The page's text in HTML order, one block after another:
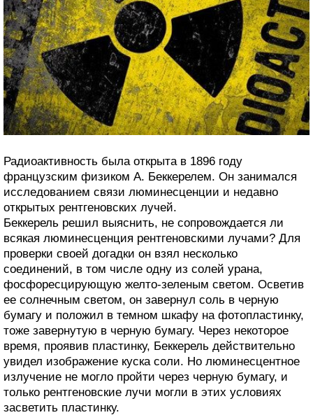
Радиоактивность была открыта в 1896 году
французским физиком А. Беккерелем. Он занимался
исследованием связи люминесценции и недавно
открытых рентгеновских лучей.
Беккерель решил выяснить, не сопровождается ли
всякая люминесценция рентгеновскими лучами? Для
проверки своей догадки он взял несколько
соединений, в том числе одну из солей урана,
фосфоресцирующую желто-зеленым светом. Осветив
ее солнечным светом, он завернул соль в черную
бумагу и положил в темном шкафу на фотопластинку,
тоже завернутую в черную бумагу. Через некоторое
время, проявив пластинку, Беккерель действительно
увидел изображение куска соли. Но люминесцентное
излучение не могло пройти через черную бумагу, и
только рентгеновские лучи могли в этих условиях
засветить пластинку.